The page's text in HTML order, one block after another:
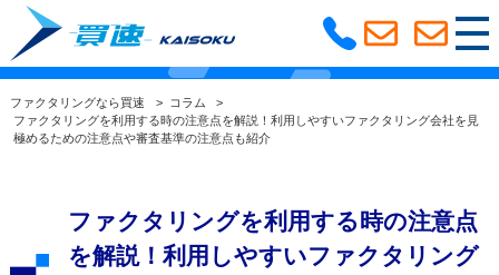
利用の流れ
サービス紹介
大阪支社
ファクタリングコラム
ファクタリングなら買速 > コラム
>
ファクタリングを利用する時の注意点を解説！利用しやすいファクタリング会社を見
極めるための注意点や審査基準の注意点も紹介
ファクタリングを利用する時の注意点
を解説！利用しやすいファクタリング